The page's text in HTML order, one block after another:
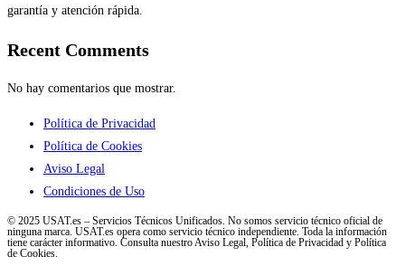
garantía y atención rápida.
Recent Comments
No hay comentarios que mostrar.
Política de Privacidad
Política de Cookies
Aviso Legal
Condiciones de Uso
© 2025 USAT.es – Servicios Técnicos Unificados. No somos servicio técnico oficial de
ninguna marca. USAT.es opera como servicio técnico independiente. Toda la información
tiene carácter informativo. Consulta nuestro Aviso Legal, Política de Privacidad y Política
de Cookies.